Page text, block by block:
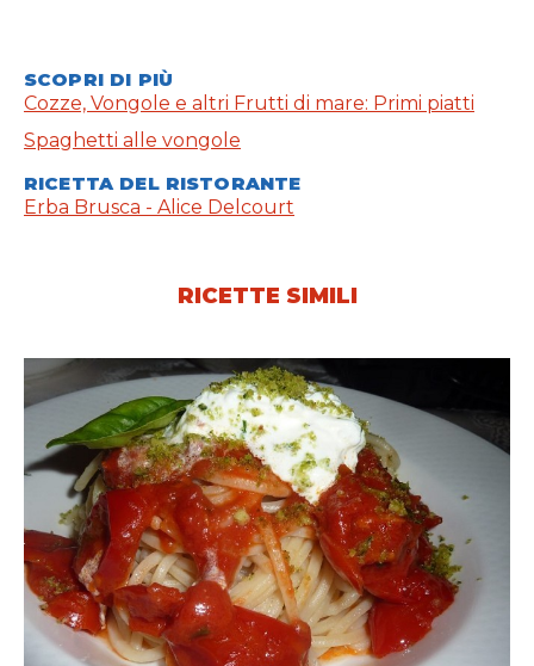
SCOPRI DI PIÙ
Cozze, Vongole e altri Frutti di mare: Primi piatti
Spaghetti alle vongole
RICETTA DEL RISTORANTE
Erba Brusca - Alice Delcourt
RICETTE SIMILI